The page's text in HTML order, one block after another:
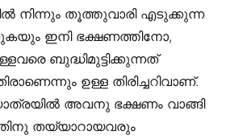
നിന്നും തൂത്തുവാരി എടുക്കുന്ന
ഇനി ഭക്ഷണത്തിനോ,
ബുദ്ധിമുട്ടിക്കുന്നത്
ഉള്ള തിരിച്ചറിവാണ്.
അവനു ഭക്ഷണം വാങ്ങി
തയ്യാറായവരും